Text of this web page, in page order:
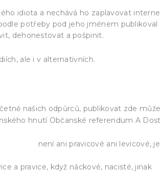
idiota a nechává ho zaplavovat
potřeby pod jeho jménem publikoval
dehonestovat a pošpinit.
ale i v alternativních.
našich odpůrců, publikovat zde může
hnutí Občanské referendum A
není ani pravicové ani levicové, je
a pravice, když náckové, nacisté, jinak